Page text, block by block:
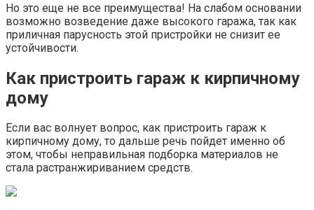
Но это еще не все преимущества! На слабом основании
возможно возведение даже высокого гаража, так как
приличная парусность этой пристройки не снизит ее
устойчивости.
Как пристроить гараж к кирпичному
дому
Если вас волнует вопрос, как пристроить гараж к
кирпичному дому, то дальше речь пойдет именно об
этом, чтобы неправильная подборка материалов не
стала растранжириванием средств.